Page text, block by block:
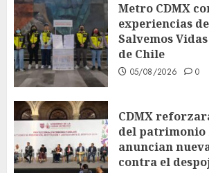
Metro CDMX
experiencias
Salvemos
de Chile
05/08/2026 0
CDMX
del
anuncian
contra el